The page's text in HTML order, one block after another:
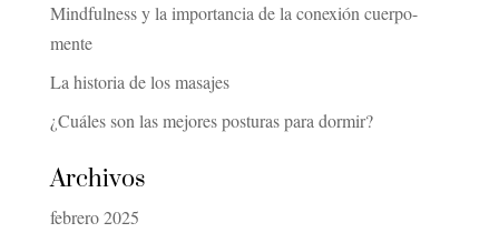
Mindfulness y la importancia de la conexión cuerpo-
mente
La historia de los masajes
¿Cuáles son las mejores posturas para dormir?
Archivos
febrero 2025